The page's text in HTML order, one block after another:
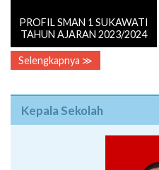
PROFIL SMAN 1 SUKAWATI
TAHUN AJARAN 2023/2024
Selengkapnya ≫
Kepala Sekolah